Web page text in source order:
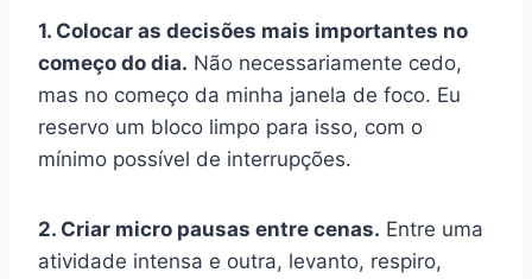
1. Colocar as decisões mais importantes no
começo do dia. Não necessariamente cedo,
mas no começo da minha janela de foco. Eu
reservo um bloco limpo para isso, com o
mínimo possível de interrupções.
2. Criar micro pausas entre cenas. Entre uma
atividade intensa e outra, levanto, respiro,